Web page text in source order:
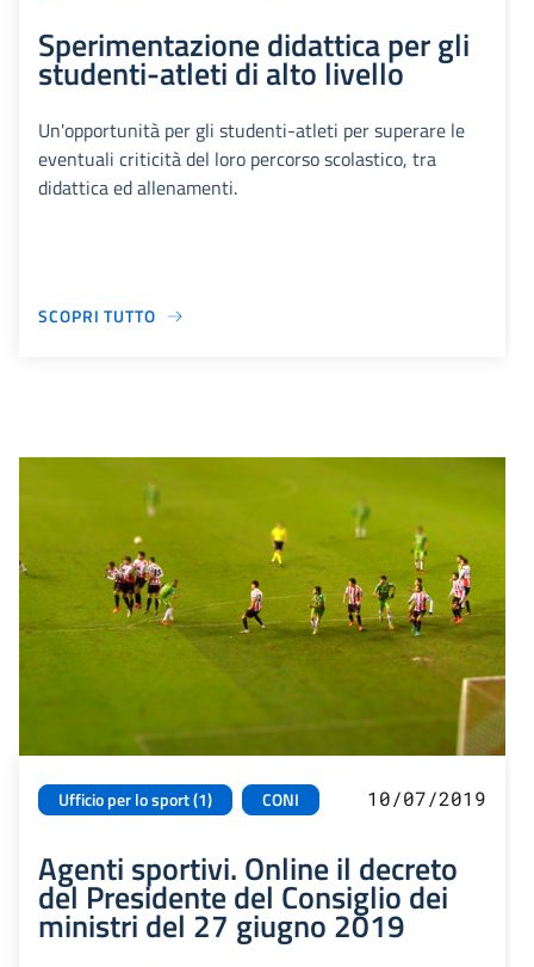
Sperimentazione didattica per gli
studenti-atleti di alto livello
Un'opportunità per gli studenti-atleti per superare le
eventuali criticità del loro percorso scolastico, tra
didattica ed allenamenti.
SCOPRI TUTTO
Ufficio per lo sport (1) CONI 10/07/2019
Agenti sportivi. Online il decreto
del Presidente del Consiglio dei
ministri del 27 giugno 2019